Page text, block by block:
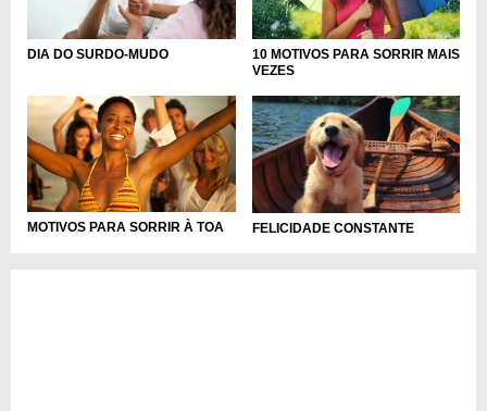
DIA DO SURDO-MUDO
10 MOTIVOS PARA SORRIR MAIS
VEZES
MOTIVOS PARA SORRIR À TOA FELICIDADE CONSTANTE